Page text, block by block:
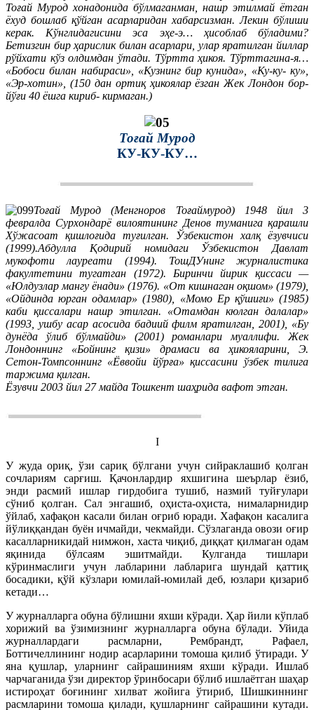
Тоғай Мурод хонадонида бўлмаганман, нашр этилмай ётган
ёхуд бошлаб қўйган асарларидан хабарсизман. Лекин бўлиши
керак. Кўнглидагисини эса эҳе-э… ҳисоблаб бўладими?
Бетизгин бир ҳарислик билан асарлари, улар яратилган йиллар
рўйхати кўз олдимдан ўтади. Тўртта ҳикоя. Тўрттагина-я…
«Бобоси билан набираси», «Кузнинг бир кунида», «Ку-ку- ку»,
«Эр-хотин», (150 дан ортиқ ҳикоялар ёзган Жек Лондон бор-
йўғи 40 ёшга кириб- кирмаган.)
Тоғай Мурод
КУ-КУ-КУ…
Тоғай Мурод (Менгноров Тоғаймурод) 1948 йил 3
февралда Сурхондарё вилоятининг Денов туманига қарашли
Хўжасоат қишлоғида туғилган. Ўзбекистон халқ ёзувчиси
(1999).Абдулла Қодирий номидаги Ўзбекистон Давлат
мукофоти лауреати (1994). ТошДУнинг журналистика
факултетини тугатган (1972). Биринчи йирик қиссаси —
«Юлдузлар мангу ёнади» (1976). «От кишнаган оқшом» (1979),
«Ойдинда юрган одамлар» (1980), «Момо Ер қўшиғи» (1985)
каби қиссалари нашр этилган. «Отамдан кюлган далалар»
(1993, ушбу асар асосида бадиий филм яратилган, 2001), «Бу
дунёда ўлиб бўлмайди» (2001) романлари муаллифи. Жек
Лондоннинг «Бойнинг қизи» драмаси ва ҳикояларини, Э.
Сетон-Томпсоннинг «Ёввойи йўрға» қиссасини ўзбек тилига
таржима қилган.
Ёзувчи 2003 йил 27 майда Тошкент шаҳрида вафот этган.
I
У жуда ориқ, ўзи сариқ бўлгани учун сийраклашиб қолган
сочлариям сарғиш. Қачонлардир яхшигина шеърлар ёзиб,
энди расмий ишлар гирдобига тушиб, назмий туйғулари
сўниб қолган. Сал энгашиб, оҳиста-оҳиста, нималарнидир
ўйлаб, хафақон касали билан оғриб юради. Хафақон касалига
йўлиққандан буён ичмайди, чекмайди. Сўзлаганда овози оғир
касалларникидай нимжон, хаста чиқиб, диққат қилмаган одам
яқинида бўлсаям эшитмайди. Кулганда тишлари
кўринмаслиги учун лабларини лабларига шундай қаттиқ
босадики, қўй кўзлари юмилай-юмилай деб, юзлари қизариб
кетади…
У журналларга обуна бўлишни яхши кўради. Ҳар йили кўплаб
хорижий ва ўзимизнинг журналларга обуна бўлади. Уйида
журналлардаги расмларни, Рембрандт, Рафаел,
Боттичеллининг нодир асарларини томоша қилиб ўтиради. У
яна қушлар, уларнинг сайрашиниям яхши кўради. Ишлаб
чарчаганида ўзи директор ўринбосари бўлиб ишлаётган шаҳар
истироҳат боғининг хилват жойига ўтириб, Шишкиннинг
расмларини томоша қилади, қушларнинг сайрашини кутади.